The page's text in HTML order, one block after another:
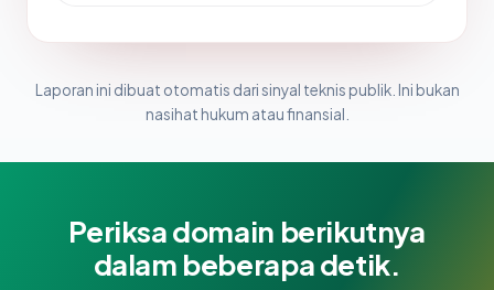
Laporan ini dibuat otomatis dari sinyal teknis publik. Ini bukan
nasihat hukum atau finansial.
Periksa domain berikutnya
dalam beberapa detik.